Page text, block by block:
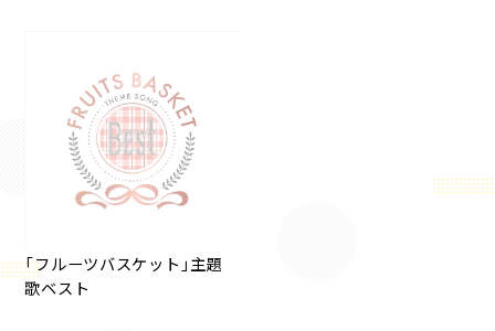
「フルーツバスケット」主題
歌ベスト